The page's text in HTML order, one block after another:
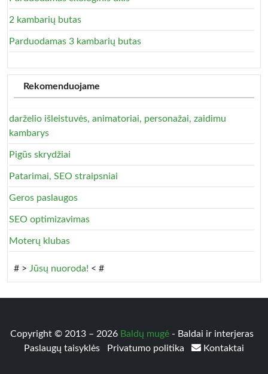
2 kambarių butas
Parduodamas 3 kambarių butas
Rekomenduojame
darželio išleistuvės, animatoriai, personažai, zaidimu
kambarys
Pigūs skrydžiai
Patarimai, SEO straipsniai
Geros paslaugos
SEO optimizavimas
Moterų klubas
# > Jūsų nuoroda! < #
Copyright © 2013 – 2026 Baldų mugė - Baldai ir interjeras
Paslaugų taisyklės
Privatumo politika Kontaktai